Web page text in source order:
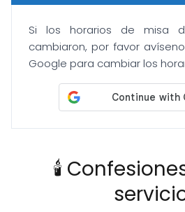
Si los horarios de misa
cambiaron, por favor
Google para cambiar los
🕯️